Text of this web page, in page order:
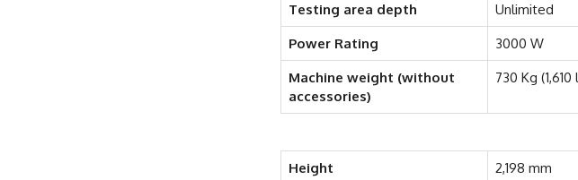
Testing area depth
Unlimited
Power Rating
3000 W
Machine weight (without
accessories)
730 Kg (1,610
Height
2,198 mm